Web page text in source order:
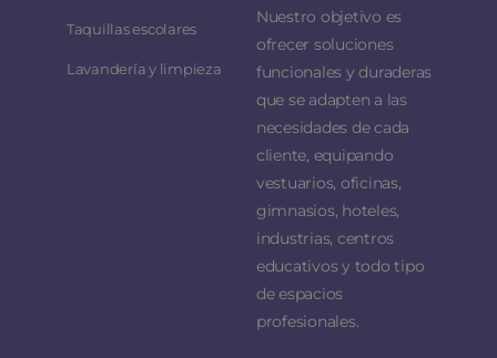
Taquillas escolares
Lavandería y limpieza
Nuestro objetivo es
ofrecer soluciones
funcionales y duraderas
que se adapten a las
necesidades de cada
cliente, equipando
vestuarios, oficinas,
gimnasios, hoteles,
industrias, centros
educativos y todo tipo
de espacios
profesionales.